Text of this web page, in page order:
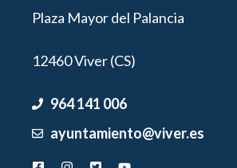
Plaza Mayor del Palancia
12460 Viver (CS)
964 141 006
ayuntamiento@viver.es